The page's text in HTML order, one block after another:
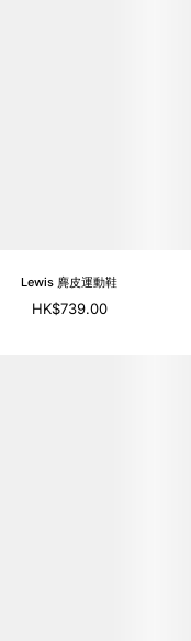
Lewis 麂皮運動鞋
HK$739.00